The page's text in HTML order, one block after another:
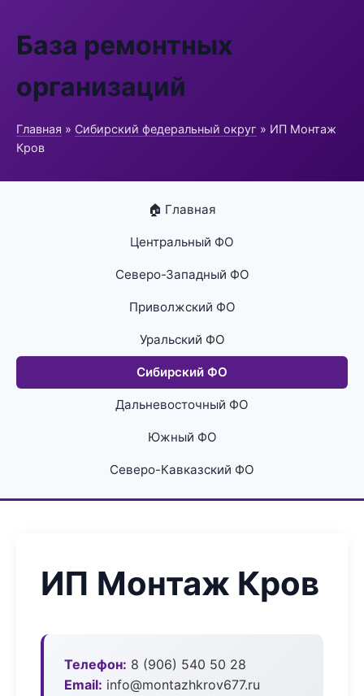
База ремонтных
организаций
Главная » Сибирский федеральный округ » ИП Монтаж
Кров
🏠 Главная
Центральный ФО
Северо-Западный ФО
Приволжский ФО
Уральский ФО
Сибирский ФО
Дальневосточный ФО
Южный ФО
Северо-Кавказский ФО
ИП Монтаж Кров
Телефон: 8 (906) 540 50 28
Email: info@montazhkrov677.ru